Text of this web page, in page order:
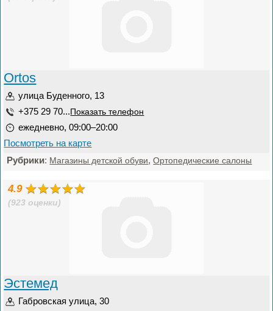
Ortos
улица Буденного, 13
+375 29 70... Показать телефон
ежедневно, 09:00–20:00
Посмотреть на карте
Рубрики: Магазины детской обуви,Ортопедические салоны
4.9
(923 оценки)
Эстемед
Габровская улица, 30